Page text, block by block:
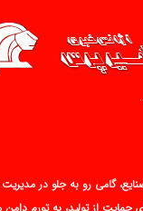
گامی رو به جلو در